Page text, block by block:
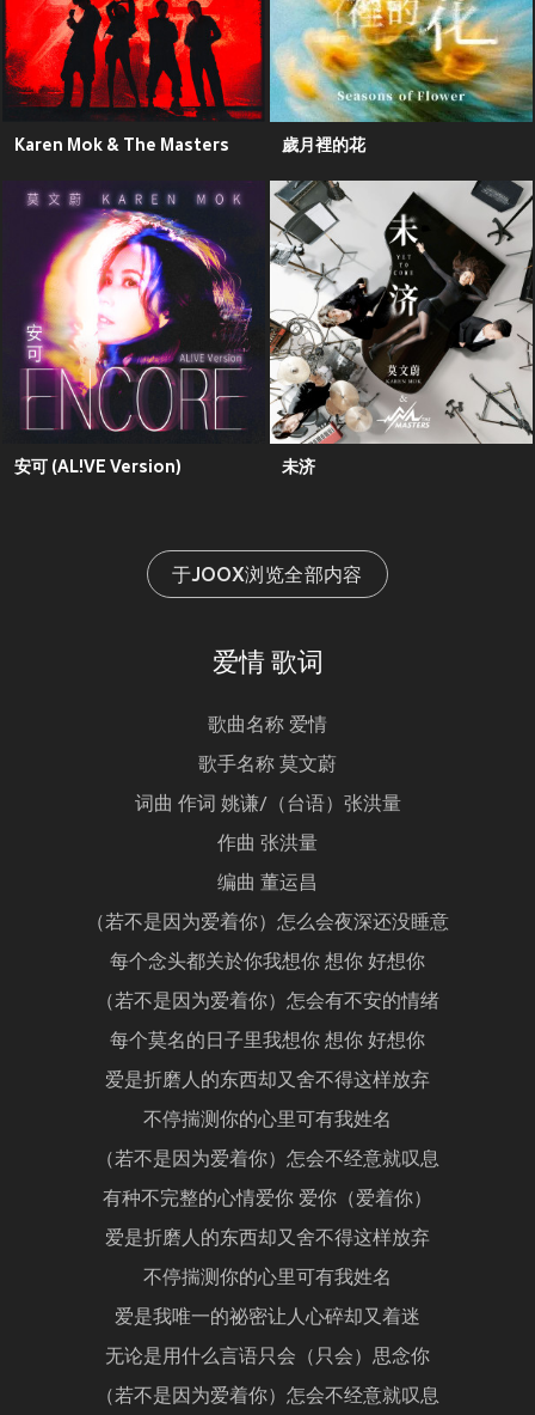
Karen Mok & The Masters 歲月裡的花
安可 (AL!VE Version) 未济
于JOOX浏览全部内容
爱情 歌词
歌曲名称 爱情
歌手名称 莫文蔚
词曲 作词 姚谦/（台语）张洪量
作曲 张洪量
编曲 董运昌
（若不是因为爱着你）怎么会夜深还没睡意
每个念头都关於你我想你 想你 好想你
（若不是因为爱着你）怎会有不安的情绪
每个莫名的日子里我想你 想你 好想你
爱是折磨人的东西却又舍不得这样放弃
不停揣测你的心里可有我姓名
（若不是因为爱着你）怎会不经意就叹息
有种不完整的心情爱你 爱你（爱着你）
爱是折磨人的东西却又舍不得这样放弃
不停揣测你的心里可有我姓名
爱是我唯一的祕密让人心碎却又着迷
无论是用什么言语只会（只会）思念你
（若不是因为爱着你）怎会不经意就叹息